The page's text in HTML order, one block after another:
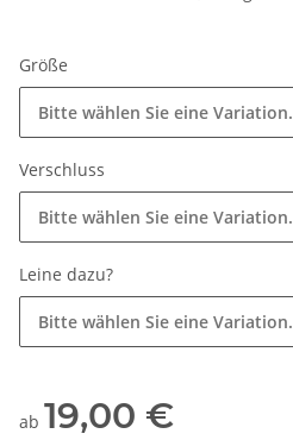
Größe
Bitte wählen Sie eine Variation.
Verschluss
Bitte wählen Sie eine Variation.
Leine dazu?
Bitte wählen Sie eine Variation.
ab 19,00 €